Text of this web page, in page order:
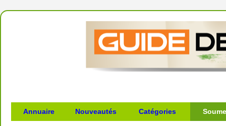
Annuaire Nouveautés Catégories